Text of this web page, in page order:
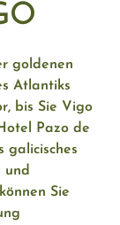
goldenen
Atlantiks
bis Sie Vigo
Pazo de
galicisches
und
Sie